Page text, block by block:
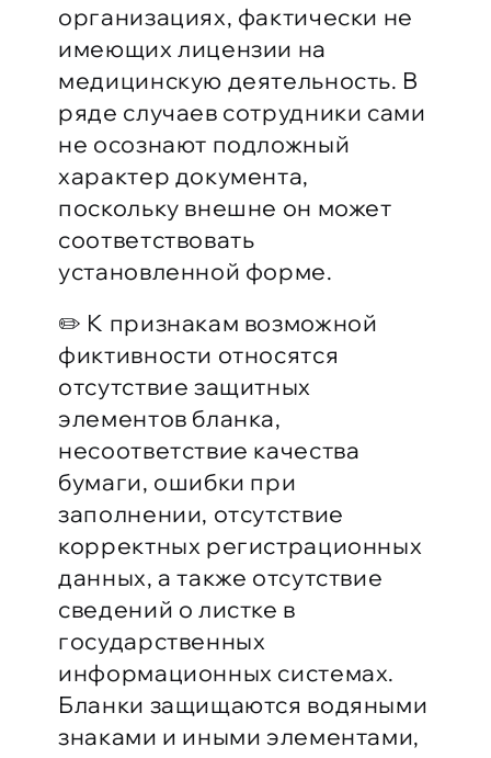
организациях, фактически не
имеющих лицензии на
медицинскую деятельность. В
ряде случаев сотрудники сами
не осознают подложный
характер документа,
поскольку внешне он может
соответствовать
установленной форме.
✏️ К признакам возможной
фиктивности относятся
отсутствие защитных
элементов бланка,
несоответствие качества
бумаги, ошибки при
заполнении, отсутствие
корректных регистрационных
данных, а также отсутствие
сведений о листке в
государственных
информационных системах.
Бланки защищаются водяными
знаками и иными элементами,